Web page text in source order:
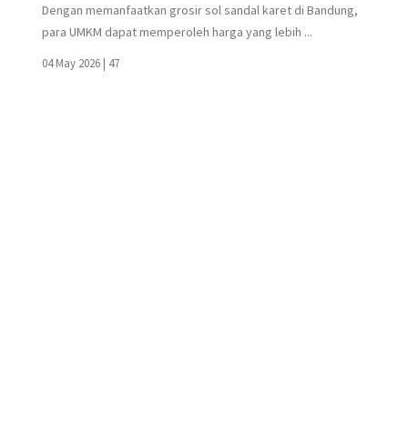
Dengan memanfaatkan grosir sol sandal karet di Bandung,
para UMKM dapat memperoleh harga yang lebih ...
04 May 2026 | 47